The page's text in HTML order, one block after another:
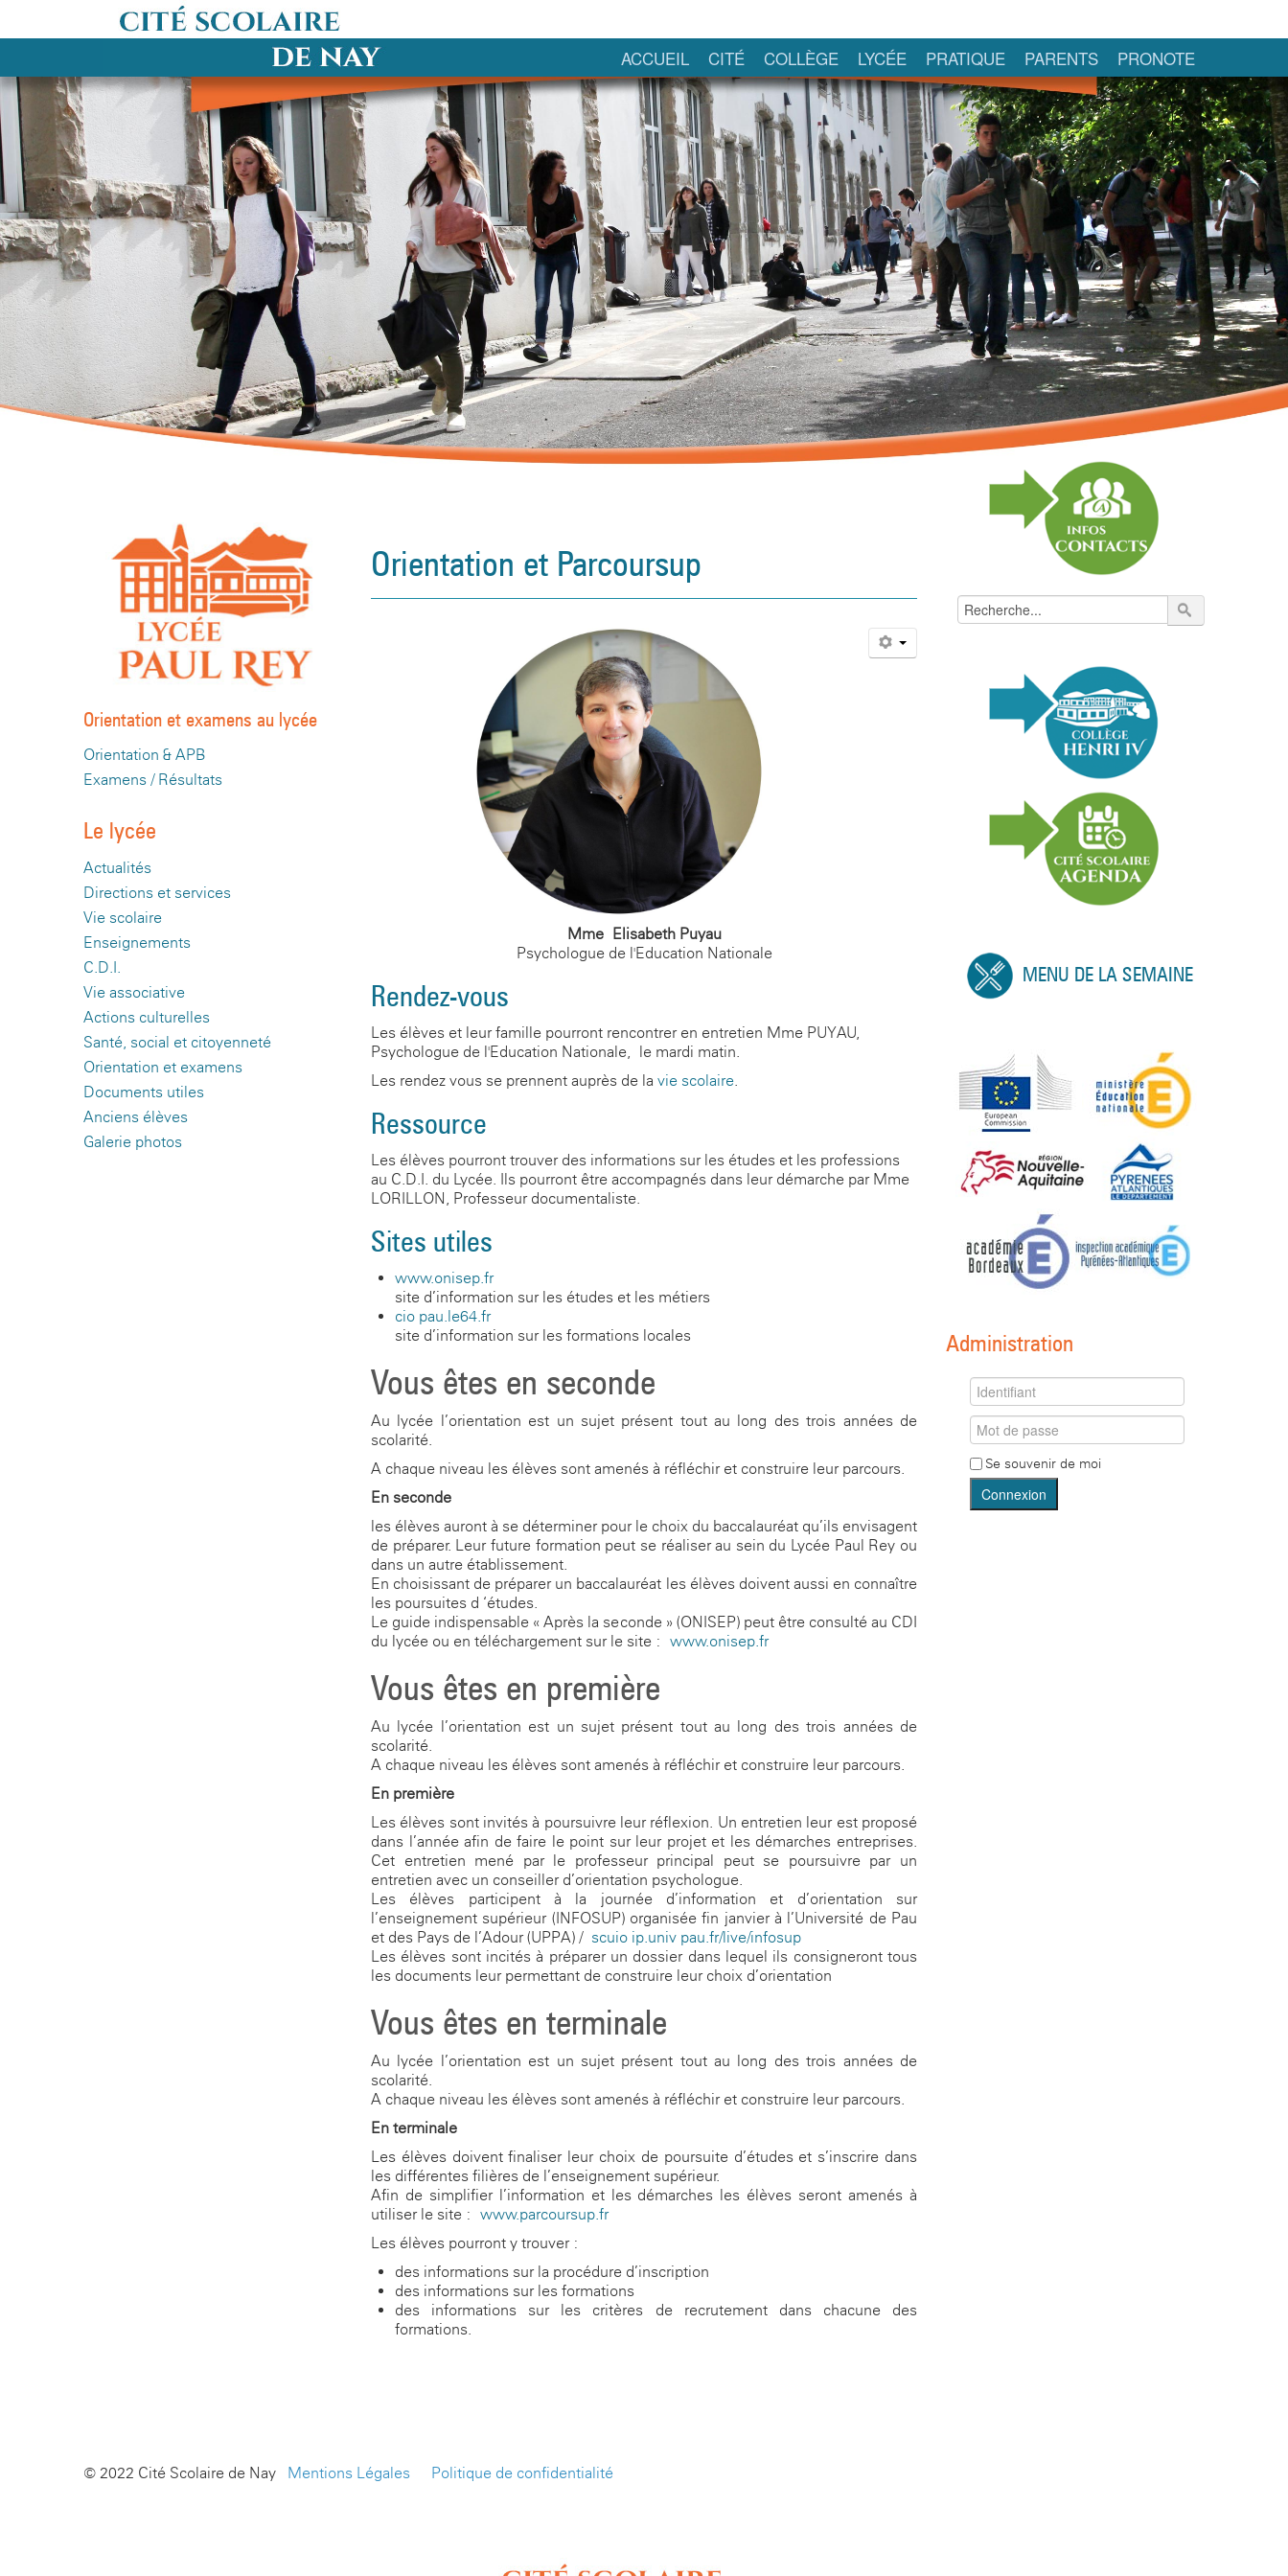
ACCUEIL CITÉ COLLÈGE LYCÉE PRATIQUE PARENTS PRONOTE
Orientation et examens au lycée
Orientation & APB
Examens / Résultats
Le lycée
Actualités
Directions et services
Vie scolaire
Enseignements
C.D.I.
Vie associative
Actions culturelles
Santé, social et citoyenneté
Orientation et examens
Documents utiles
Anciens élèves
Galerie photos
Orientation et Parcoursup
Mme Elisabeth Puyau
Psychologue de l'Education Nationale
Rendez-vous
Les élèves et leur famille pourront rencontrer en entretien Mme PUYAU,
Psychologue de l'Education Nationale, le mardi matin.
Les rendez-vous se prennent auprès de la vie scolaire
Ressource
Les élèves pourront trouver des informations sur les études et les professions
au C.D.I. du Lycée. Ils pourront être accompagnés dans leur démarche par Mme
LORILLON, Professeur documentaliste.
Sites utiles
www.onisep.fr
site d’information sur les études et les métiers
cio-pau.le64.fr
site d’information sur les formations locales
Vous êtes en seconde
Au lycée l’orientation est un sujet présent tout au long des trois années de
scolarité.
A chaque niveau les élèves sont amenés à réfléchir et construire leur parcours.
En seconde
les élèves auront à se déterminer pour le choix du baccalauréat qu’ils envisagent
de préparer. Leur future formation peut se réaliser au sein du Lycée Paul Rey ou
dans un autre établissement.
En choisissant de préparer un baccalauréat les élèves doivent aussi en connaître
les poursuites d ‘études.
Le guide indispensable « Après la seconde » (ONISEP) peut-être consulté au CDI
du lycée ou en téléchargement sur le site : www.onisep.fr
Vous êtes en première
Au lycée l’orientation est un sujet présent tout au long des trois années de
scolarité.
A chaque niveau les élèves sont amenés à réfléchir et construire leur parcours.
En première
Les élèves sont invités à poursuivre leur réflexion. Un entretien leur est proposé
dans l’année afin de faire le point sur leur projet et les démarches entreprises.
Cet entretien mené par le professeur principal peut se poursuivre par un
entretien avec un conseiller d’orientation psychologue.
Les élèves participent à la journée d’information et d’orientation sur
l’enseignement supérieur (INFOSUP) organisée fin janvier à l’Université de Pau
et des Pays de l’Adour (UPPA) / scuio-ip.univ-pau.fr/live/infosup
Les élèves sont incités à préparer un dossier dans lequel ils consigneront tous
les documents leur permettant de construire leur choix d’orientation
Vous êtes en terminale
Au lycée l’orientation est un sujet présent tout au long des trois années de
scolarité.
A chaque niveau les élèves sont amenés à réfléchir et construire leur parcours.
En terminale
Les élèves doivent finaliser leur choix de poursuite d’études et s’inscrire dans
les différentes filières de l’enseignement supérieur.
Afin de simplifier l’information et les démarches les élèves seront amenés à
utiliser le site : www.parcoursup.fr
Les élèves pourront y trouver :
des informations sur la procédure d’inscription
des informations sur les formations
des informations sur les critères de recrutement dans chacune des
formations.
MENU DE LA SEMAINE
Administration
Se souvenir de moi
Connexion
© 2022 Cité Scolaire de Nay - Mentions Légales Politique de confidentialité